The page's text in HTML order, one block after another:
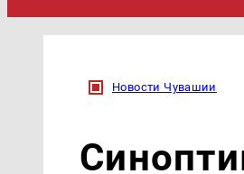
Новости Чувашии